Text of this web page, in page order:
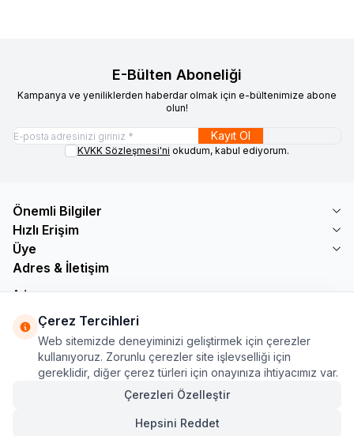
E-Bülten Aboneliği
Kampanya ve yeniliklerden haberdar olmak için e-bültenimize abone
olun!
Kayıt Ol
KVKK Sözleşmesi'ni okudum, kabul ediyorum.
Önemli Bilgiler
Hızlı Erişim
Üye
Adres & İletişim
Adres
İSTANBUL
Telefon
+90 555 560 27 32
E-Posta
ozdnylmz71@gmail.com
Çerez Tercihleri
Web sitemizde deneyiminizi geliştirmek için çerezler
kullanıyoruz. Zorunlu çerezler site işlevselliği için
gereklidir, diğer çerez türleri için onayınıza ihtiyacımız var.
Çerezleri Özelleştir
Hepsini Reddet